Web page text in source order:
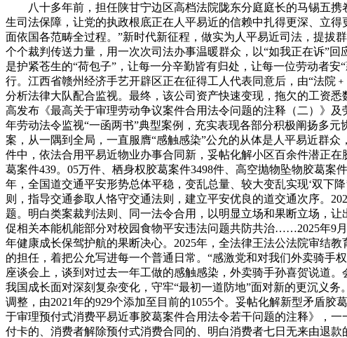
八十多年前，担任陕甘宁边区高档法院陇东分庭庭长的马锡五携
生司法保障，让党的执政根底正在人平易近的信赖中扎得更深、立
面依国各范畴全过程。”新时代新征程，做实为人平易近司法，提拔
个个裁判传送力量，用一次次司法办事温暖群众，以“如我正在诉”
是护紧苍生的“荷包子”，让每一分辛勤皆有归处，让每一位劳动者
行。江西省赣州经济手艺开辟区正在征得工人代表同意后，由“法院
分析法律大队配合监视。最终，该公司资产快速变现，拖欠的工资
高发布《最高关于审理劳动争议案件合用法令问题的注释（二）》
年劳动法令监视“一函两书”典型案例，充实表现各部分积极阐扬多
案，从一隅到全局，一直服膺“感触感染”公允的从体是人平易近群
件中，依法合用平易近物业办事合同新，妥帖化解小区百余件潜正
葛案件439。05万件、栖身权胶葛案件3498件、高空抛物坠物胶葛案
年，全国道交通平安形势总体平稳，变乱总量、较大变乱实现‘双下
则，指导交通参取人恪守交通法则，建立平安优良的道交通次序。
题。明白类案裁判法则、同一法令合用，以明显立场和果断立场，
促相关本能机能部分对校园食物平安违法问题共防共治……2025年9
年健康成长保驾护航的果断决心。2025年，全法律王法公法院审结
的担任，着把公允写进每一个普通日常。“感激党和对我们外卖骑手
座谈会上，谈到对过去一年工做的感触感染，外卖骑手孙喜贺说道
我国成长面对深刻复杂变化，守牢“最初一道防地”面对新的更沉义
调整，由2021年的929个添加至目前的1055个。妥帖化解新型矛盾
于审理预付式消费平易近事胶葛案件合用法令若干问题的注释》，
付卡的、消费者解除预付式消费合同的、明白消费者七日无来由退